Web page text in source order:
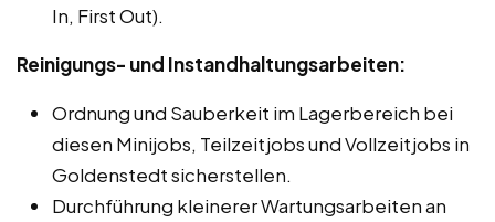
In, First Out).
Reinigungs- und Instandhaltungsarbeiten:
Ordnung und Sauberkeit im Lagerbereich bei
diesen Minijobs, Teilzeitjobs und Vollzeitjobs in
Goldenstedt sicherstellen.
Durchführung kleinerer Wartungsarbeiten an